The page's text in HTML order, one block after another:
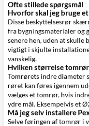
Ofte stillede spørgsmål
Hvorfor skal jeg bruge
Disse beskyttelsesrør
fra bygningsmaterialer og
senere hen, uden at
vigtigt i skjulte
vanskelig.
Hvilken størrelse
Tomrørets indre diameter
røret kan føres igennem
vælges et tomrør, hvis
ydre mål. Eksempelvis et
Må jeg selv installere
Selve føringen af tomrør i